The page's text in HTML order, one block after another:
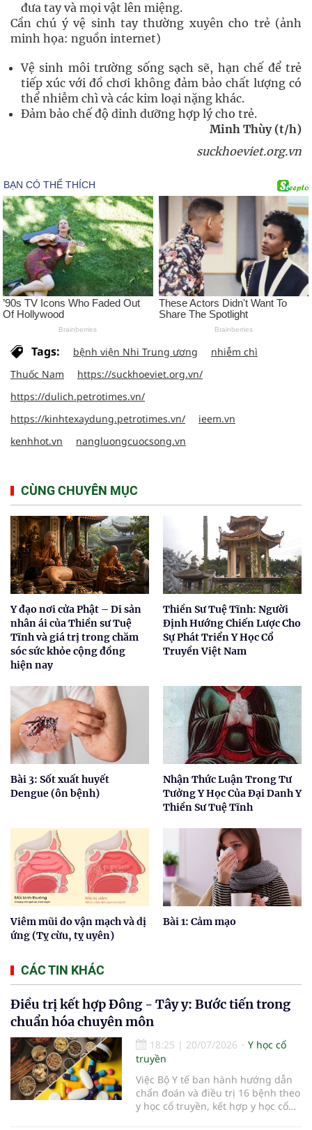
đưa tay và mọi vật lên miệng.
Cần chú ý vệ sinh tay thường xuyên cho trẻ (ảnh
minh họa: nguồn internet)
Vệ sinh môi trường sống sạch sẽ, hạn chế để trẻ
tiếp xúc với đồ chơi không đảm bảo chất lượng có
thể nhiễm chì và các kim loại nặng khác.
Đảm bảo chế độ dinh dưỡng hợp lý cho trẻ.
Minh Thùy (t/h)
suckhoeviet.org.vn
Tags: bệnh viện Nhi Trung ương
nhiễm chì
Thuốc Nam
https://suckhoeviet.org.vn/
https://dulich.petrotimes.vn/
https://kinhtexaydung.petrotimes.vn/
ieem.vn
kenhhot.vn
nangluongcuocsong.vn
CÙNG CHUYÊN MỤC
Y đạo nơi cửa Phật – Di sản
nhân ái của Thiền sư Tuệ
Tĩnh và giá trị trong chăm
sóc sức khỏe cộng đồng
hiện nay
Thiền Sư Tuệ Tĩnh: Người
Định Hướng Chiến Lược Cho
Sự Phát Triển Y Học Cổ
Truyền Việt Nam
Bài 3: Sốt xuất huyết
Dengue (ôn bệnh)
Nhận Thức Luận Trong Tư
Tưởng Y Học Của Đại Danh Y
Thiền Sư Tuệ Tĩnh
Viêm mũi do vận mạch và dị
ứng (Tỵ cừu, tỵ uyên)
Bài 1: Cảm mạo
CÁC TIN KHÁC
Điều trị kết hợp Đông - Tây y: Bước tiến trong
chuẩn hóa chuyên môn
18:25 | 20/07/2026
Y học cổ
truyền
Việc Bộ Y tế ban hành hướng dẫn
chẩn đoán và điều trị 16 bệnh theo
y học cổ truyền, kết hợp y học cổ